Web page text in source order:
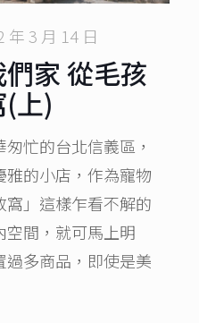
年 3 月 14 日
家 從毛孩
上)
忙的台北信義區，
的小店，作為寵物
」這樣乍看不解的
空間，就可馬上明
過多商品，即使是美